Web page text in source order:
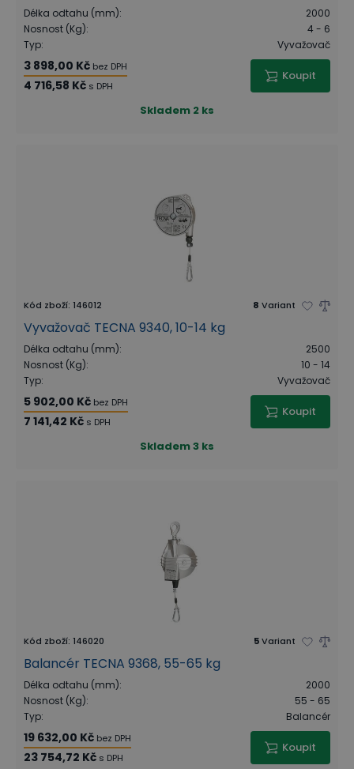
Délka odtahu (mm):
2000
Nosnost (Kg):
4 - 6
Typ: Vyvažovač
3 898,00 Kč bez DPH
4 716,58 Kč s DPH
Koupit
Skladem 2 ks
Kód zboží: 146012 8 Variant
Vyvažovač TECNA 9340, 10-14 kg
Délka odtahu (mm):
2500
Nosnost (Kg):
10 - 14
Typ: Vyvažovač
5 902,00 Kč bez DPH
7 141,42 Kč s DPH
Koupit
Skladem3 ks
Kód zboží: 146020 5Variant
Balancér TECNA 9368, 55-65 kg
Délka odtahu (mm):
2000
Nosnost (Kg):
55 - 65
Typ: Balancér
19 632,00 Kč bez DPH
23 754,72 Kč s DPH
Koupit